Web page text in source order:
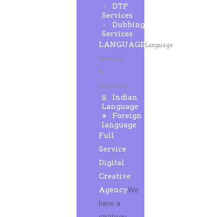
DTP
Services
Dubbing
Services
LANGUAGELanguage
Services
&
Solutions
Indian
Language
Foreign
language
Full
Service
Digital
Creative
AgencyWe
have a